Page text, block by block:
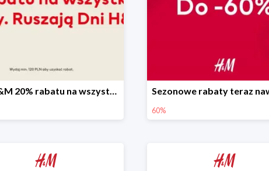
Dni H&M 20% rabatu na wszystko
60%